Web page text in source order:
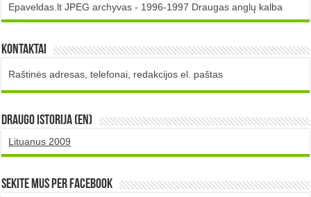
Epaveldas.lt JPEG archyvas - 1996-1997 Draugas anglų kalba
Kontaktai
Raštinės adresas, telefonai, redakcijos el. paštas
DRAUGO istorija (EN)
Lituanus 2009
Sekite mus per Facebook